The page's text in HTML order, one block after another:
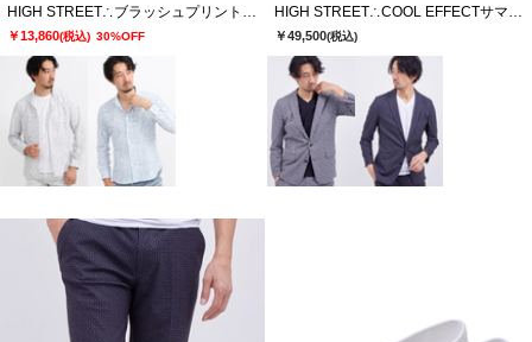
HIGH STREET∴ブラッシュプリントサッカーショートウイングシャツ
￥13,860(税込) 30%OFF
HIGH STREET∴COOL EFFECTサマーツイードプリントジャケット
￥49,500(税込)